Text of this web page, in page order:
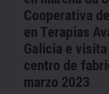
Cooperativa
en Terapias
Galicia e
centro de
marzo 2023